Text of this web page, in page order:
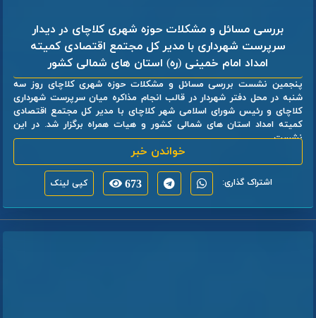
بررسی مسائل و مشکلات حوزه شهری کلاچای در دیدار
سرپرست شهرداری با مدیر کل مجتمع اقتصادی کمیته
امداد امام خمینی (ره) استان های شمالی کشور
پنجمین نشست بررسی مسائل و مشکلات حوزه شهری کلاچای روز سه
شنبه در محل دفتر شهردار در قالب انجام مذاکره میان سرپرست شهرداری
کلاچای و رئیس شورای اسلامی شهر کلاچای با مدیر کل مجتمع اقتصادی
کمیته امداد استان های شمالی کشور و هیات همراه برگزار شد. در این
نشست ...
خواندن خبر
اشتراک گذاری: 673 کپی لینک